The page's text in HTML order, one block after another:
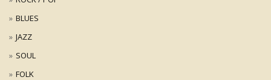
BLUES
JAZZ
SOUL
FOLK